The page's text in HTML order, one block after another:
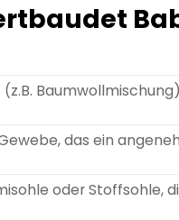
das ein
oder Stoffsohle,